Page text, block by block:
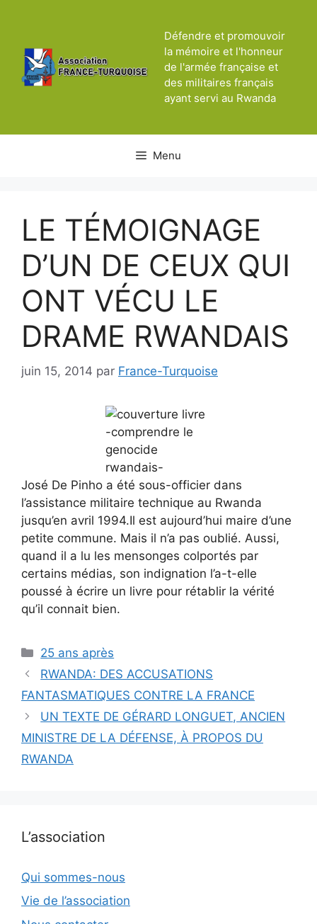
Défendre et promouvoir
la mémoire et l'honneur
de l'armée française et
des militaires français
ayant servi au Rwanda
Menu
LE TÉMOIGNAGE
D’UN DE CEUX QUI
ONT VÉCU LE
DRAME RWANDAIS
juin 15, 2014 par France-Turquoise
José De Pinho a été sous-officier dans
l’assistance militaire technique au Rwanda
jusqu’en avril 1994.Il est aujourd’hui maire d’une
petite commune. Mais il n’a pas oublié. Aussi,
quand il a lu les mensonges colportés par
certains médias, son indignation l’a-t-elle
poussé à écrire un livre pour rétablir la vérité
qu’il connait bien.
Catégories
25 ans après
RWANDA: DES ACCUSATIONS
FANTASMATIQUES CONTRE LA FRANCE
UN TEXTE DE GÉRARD LONGUET, ANCIEN
MINISTRE DE LA DÉFENSE, À PROPOS DU
RWANDA
L’association
Qui sommes-nous
Vie de l’association